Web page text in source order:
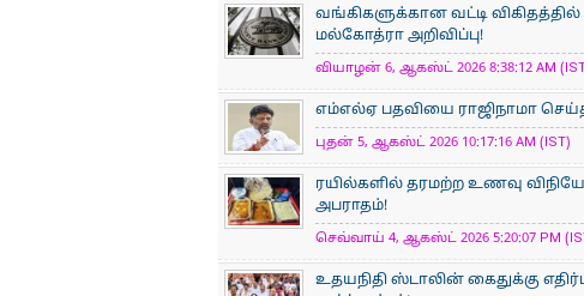
வங்கிகளுக்கான வட்டி
மல்கோத்ரா அறிவிப்பு!
வியாழன் 6, ஆகஸ்ட் 2026 8:38:12 AM
எம்எல்ஏ பதவியை ராஜிநாமா
புதன் 5, ஆகஸ்ட் 2026 10:17:16 AM (IST)
ரயில்களில் தரமற்ற உணவு
அபராதம்!
செவ்வாய் 4, ஆகஸ்ட் 2026 5:20:07 PM
உதயநிதி ஸ்டாலின் கைதுக்கு